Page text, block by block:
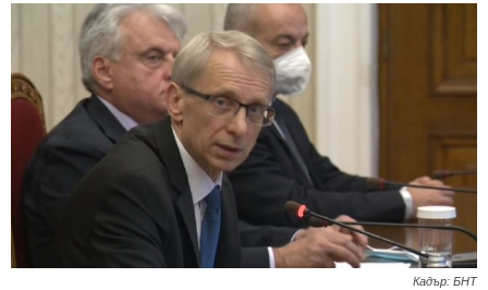
Кадър: БНТ